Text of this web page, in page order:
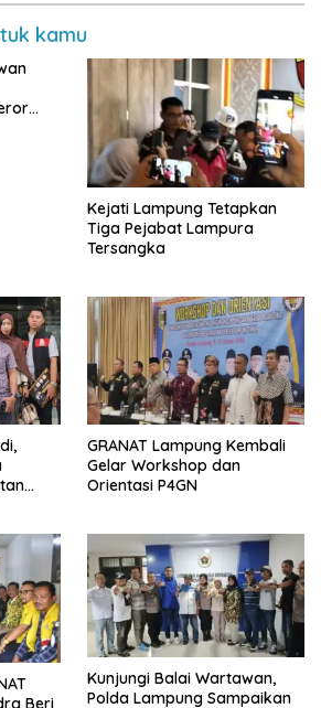
kamu
Kejati Lampung Tetapkan
Tiga Pejabat Lampura
Tersangka
GRANAT Lampung Kembali
Gelar Workshop dan
Orientasi P4GN
Beri
Kunjungi Balai Wartawan,
Polda Lampung Sampaikan